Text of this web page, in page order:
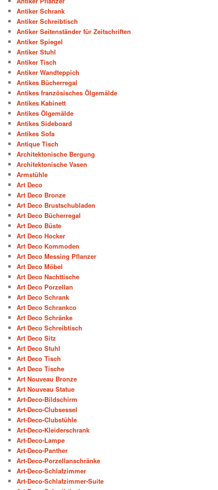
Antiker Schrank
Antiker Schreibtisch
Antiker Seitenständer für Zeitschriften
Antiker Spiegel
Antiker Stuhl
Antiker Tisch
Antiker Wandteppich
Antikes Bücherregal
Antikes französisches Ölgemälde
Antikes Kabinett
Antikes Ölgemälde
Antikes Sideboard
Antikes Sofa
Antique Tisch
Architektonische Bergung
Architektonische Vasen
Armstühle
Art Deco
Art Deco Bronze
Art Deco Brustschubladen
Art Deco Bücherregal
Art Deco Büste
Art Deco Hocker
Art Deco Kommoden
Art Deco Messing Pflanzer
Art Deco Möbel
Art Deco Nachttische
Art Deco Porzellan
Art Deco Schrank
Art Deco Schrankco
Art Deco Schränke
Art Deco Schreibtisch
Art Deco Sitz
Art Deco Stuhl
Art Deco Tisch
Art Deco Tische
Art Nouveau Bronze
Art Nouveau Statue
Art-Deco-Bildschirm
Art-Deco-Clubsessel
Art-Deco-Clubstühle
Art-Deco-Kleiderschrank
Art-Deco-Lampe
Art-Deco-Panther
Art-Deco-Porzellanschränke
Art-Deco-Schlafzimmer
Art-Deco-Schlafzimmer-Suite